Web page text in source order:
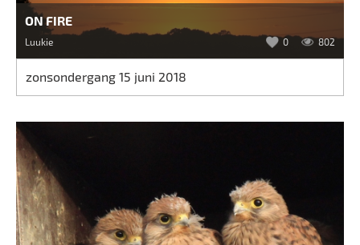
ON FIRE
Luukie 0 802
zonsondergang 15 juni 2018